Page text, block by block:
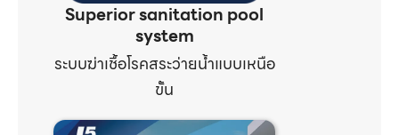
Superior sanitation pool
system
ระบบฆ่าเชื้อโรคสระว่ายน้ำแบบเหนือ
ขั้น